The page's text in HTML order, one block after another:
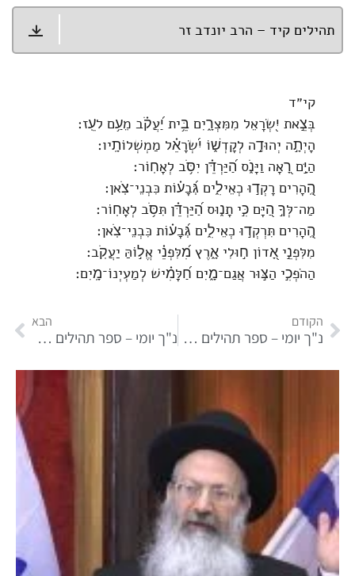
תהילים קיד – הרב יונדב זר
קי״ד
בְּצֵ֣את יִ֭שְׂרָאֵל מִמִּצְרָ֑יִם בֵּ֥ית יַ֝עֲקֹ֗ב מֵעַ֥ם לֹעֵֽז׃
הָיְתָ֣ה יְהוּדָ֣ה לְקָדְשׁ֑וֹ יִ֝שְׂרָאֵ֗ל מַמְשְׁלוֹתָֽיו׃
הַיָּ֣ם רָ֭אָה וַיָּנֹ֑ס הַ֝יַּרְדֵּ֗ן יִסֹּ֥ב לְאָחֽוֹר׃
הֶֽ֭הָרִים רָקְד֣וּ כְאֵילִ֑ים גְּ֝בָע֗וֹת כִּבְנֵי־צֹֽאן׃
מַה־לְּךָ֣ הַ֭יָּם כִּ֣י תָנ֑וּס הַ֝יַּרְדֵּ֗ן תִּסֹּ֥ב לְאָחֽוֹר׃
הֶֽ֭הָרִים תִּרְקְד֣וּ כְאֵילִ֑ים גְּ֝בָע֗וֹת כִּבְנֵי־צֹֽאן׃
מִלִּפְנֵ֣י אָ֭דוֹן ח֣וּלִי אָ֑רֶץ מִ֝לִּפְנֵ֗י אֱל֣וֹהַּ יַעֲקֹֽב׃
הַהֹפְכִ֣י הַצּ֣וּר אֲגַם־מָ֑יִם חַ֝לָּמִ֗ישׁ לְמַעְיְנוֹ־מָֽיִם׃
הקודם
נ"ך יומי – ספר תהילים פרק קיג
הבא
נ"ך יומי – ספר תהילים פרק קטו